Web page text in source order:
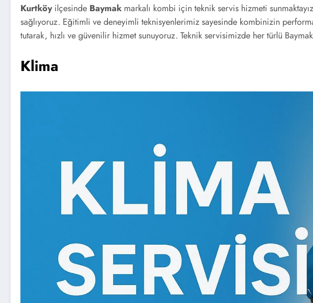
Kurtköyilçesinde Baymak markalı kombi için teknik servis hizmeti
sağlıyoruz. Eğitimli ve deneyimli teknisyenlerimiz sayesinde kombinizin
tutarak, hızlı ve güvenilir hizmet sunuyoruz. Teknik servisimizde her türlü
Klima